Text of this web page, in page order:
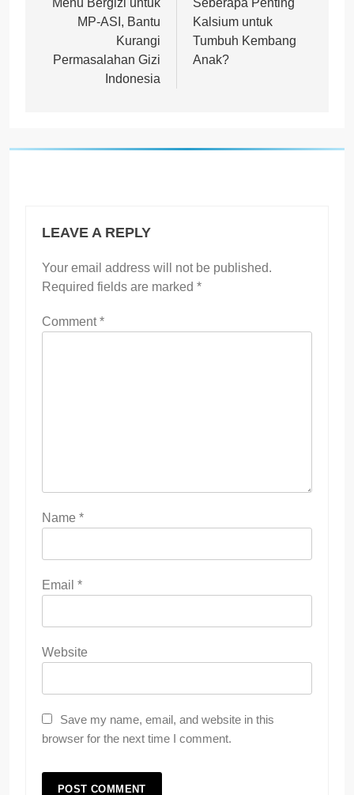
navigation
Menu Bergizi untuk
MP-ASI, Bantu
Kurangi
Permasalahan Gizi
Indonesia
Seberapa Penting
Kalsium untuk
Tumbuh Kembang
Anak?
LEAVE A REPLY
Your email address will not be published.
Required fields are marked *
Comment*
Name *
Email *
Website
Save my name, email, and website in this
browser for the next time I comment.